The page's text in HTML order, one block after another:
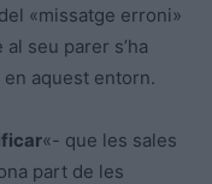
«missatge erroni»
seu parer s’ha
aquest entorn.
«- que les sales
part de les